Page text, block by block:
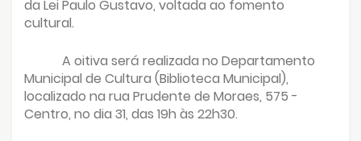
da Lei Paulo Gustavo, voltada ao fomento
cultural.
A oitiva será realizada no Departamento
Municipal de Cultura (Biblioteca Municipal),
localizado na rua Prudente de Moraes, 575 -
Centro, no dia 31, das 19h às 22h30.